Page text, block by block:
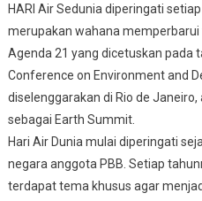
HARI Air Sedunia diperingati
merupakan wahana
Agenda 21 yang dicetuskan pada
Conference on Environment and
diselenggarakan di Rio de
sebagai Earth Summit.
Hari Air Dunia mulai diperingati
negara anggota PBB. Setiap
terdapat tema khusus agar